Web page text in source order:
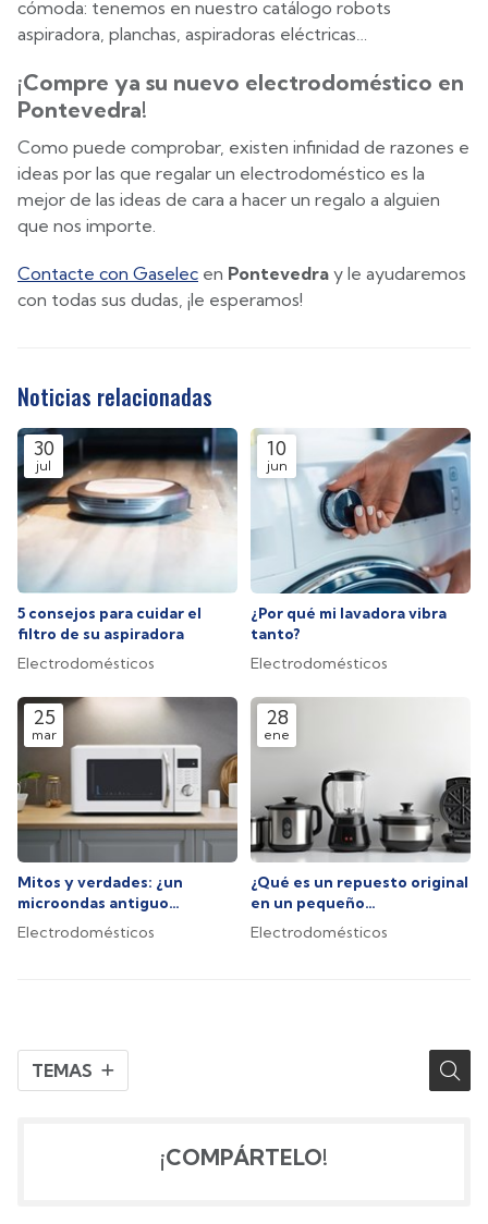
TEMAS
cómoda: tenemos en nuestro catálogo robots
aspiradora, planchas, aspiradoras eléctricas…
¡Compre ya su nuevo electrodoméstico en
Pontevedra!
Como puede comprobar, existen infinidad de razones e
ideas por las que regalar un electrodoméstico es la
mejor de las ideas de cara a hacer un regalo a alguien
que nos importe.
Contacte con Gaselec en Pontevedra y le ayudaremos
con todas sus dudas, ¡le esperamos!
Noticias relacionadas
30
jul
5 consejos para cuidar el
filtro de su aspiradora
Electrodomésticos
10
jun
¿Por qué mi lavadora vibra
tanto?
Electrodomésticos
25
mar
Mitos y verdades: ¿un
microondas antiguo
consume mucha más
Electrodomésticos
28
ene
¿Qué es un repuesto original
en un pequeño
electrodoméstico y por qué
Electrodomésticos
¡COMPÁRTELO!